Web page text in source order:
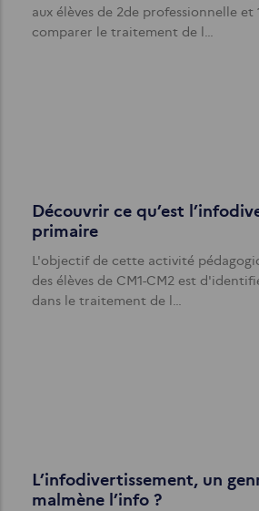
aux élèves de 2de professionnelle et
comparer le traitement de l…
Découvrir ce qu’est
primaire
L'objectif de cette activité
des élèves de CM1-CM2 est
dans le traitement de l…
L’infodivertissement, un
malmène l’info ?